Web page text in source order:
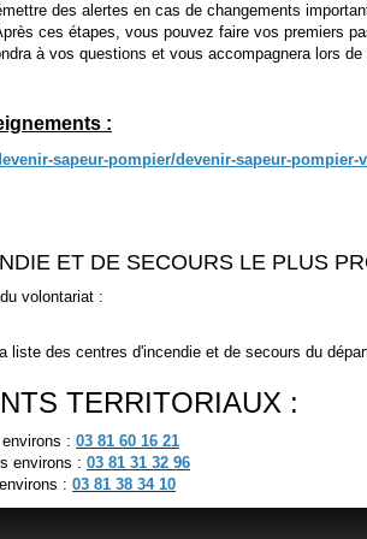
des alertes en cas de changements
ces étapes, vous pouvez faire vos premiers
à vos questions et vous accompagnera lors
:
sapeur-pompier/devenir-sapeur-pompier-
ET DE SECOURS LE PLUS
volontariat :
liste des centres d'incendie et de secours du
TERRITORIAUX :
: 03 81 60 16 21
environs : 03 81 31 32 96
: 03 81 38 34 10